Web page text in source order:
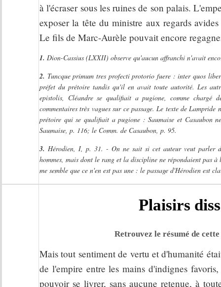
à l'écraser sous les ruines de son palais.
exposer la tête du ministre aux regards
Le fils de Marc-Aurèle pouvait encore
1. Dion-Cassius (LXXII) observe qu'aucun affranchi n'avait
2. Tuncque primum tres profecti protorio fuere : inter quos
préfet du prétoire tandis qu'il en avait toute autorité. Les
epistolis, Cléandre se qualifiait a pugione, comme chargé
commentaires très vagues sur ce passage. Le texte de
prétoire qui se qualifiait a pugione : Saumaise et Casaubon
Saumaise, p. 116; le Comm. de Casaubon, p. 95.
3. Hérodien, I, p. 31. - On ne sait si cet auteur veut parler
hommes, mais dont le rang et la discipline ne répondaient pas
me semble que ce n'en est pas une : le passage d'Hérodien est
Plaisirs
Retrouvez le résumé de
Mais tout sentiment de vertu et d'humanité
de l'empire entre les mains d'indignes
pouvoir se livrer, sans aucune retenue, à